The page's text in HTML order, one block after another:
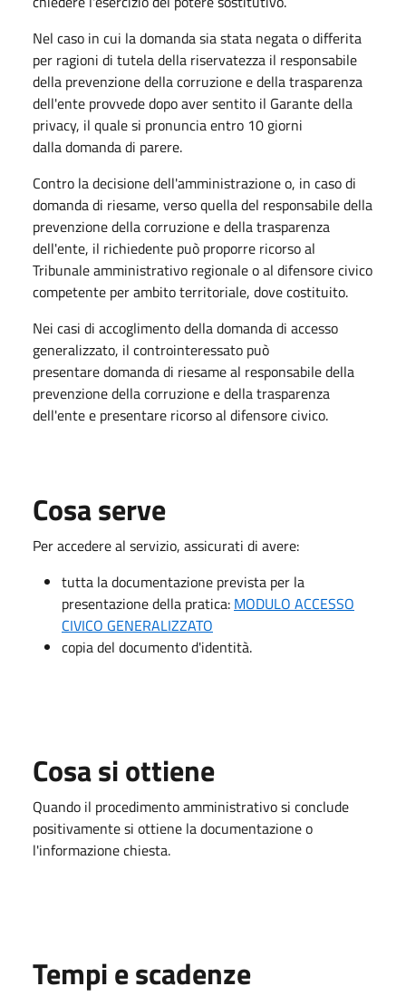
Nel caso in cui la domanda sia stata negata o differita
per ragioni di tutela della riservatezza il responsabile
della prevenzione della corruzione e della trasparenza
dell'ente provvede dopo aver sentito il Garante della
privacy, il quale si pronuncia entro 10 giorni
dalla domanda di parere.
Contro la decisione dell'amministrazione o, in caso di
domanda di riesame, verso quella del responsabile della
prevenzione della corruzione e della trasparenza
dell'ente, il richiedente può proporre ricorso al
Tribunale amministrativo regionale o al difensore civico
competente per ambito territoriale, dove costituito.
Nei casi di accoglimento della domanda di accesso
generalizzato, il controinteressato può
presentare domanda di riesame al responsabile della
prevenzione della corruzione e della trasparenza
dell'ente e presentare ricorso al difensore civico.
Cosa serve
Per accedere al servizio, assicurati di avere:
tutta la documentazione prevista per la
presentazione della pratica: MODULO ACCESSO
CIVICO GENERALIZZATO
copia del documento d'identità.
Cosa si ottiene
Quando il procedimento amministrativo si conclude
positivamente si ottiene la documentazione o
l'informazione chiesta.
Tempi e scadenze